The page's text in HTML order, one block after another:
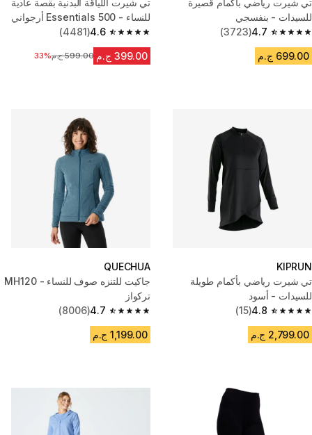
تي شيرت رياضي بأكمام قصيرة
للسيدات - بنفسجي
4.7
4.7 out of 5 stars from 3723 reviews
(3723)
699.00 ج.م
تي شيرت اللياقة البدنية بقصة عادية
للنساء - Essentials 500 أرجواني
4.6
4.6 out of 5 stars from 4481 reviews
(4481)
399.00 ج.م السعر قبل التخفيض
599.00 ج.م 33%
KIPRUN
تي شيرت رياضي بأكمام طويلة
للسيدات - أسود
4.8
4.8 out of 5 stars from 15 reviews
(15)
2,799.00 ج.م
QUECHUA
جاكيت للتنزه صوف للنساء - MH120
تركواز
4.7
4.7 out of 5 stars from 8006 reviews
(8006)
1,199.00 ج.م